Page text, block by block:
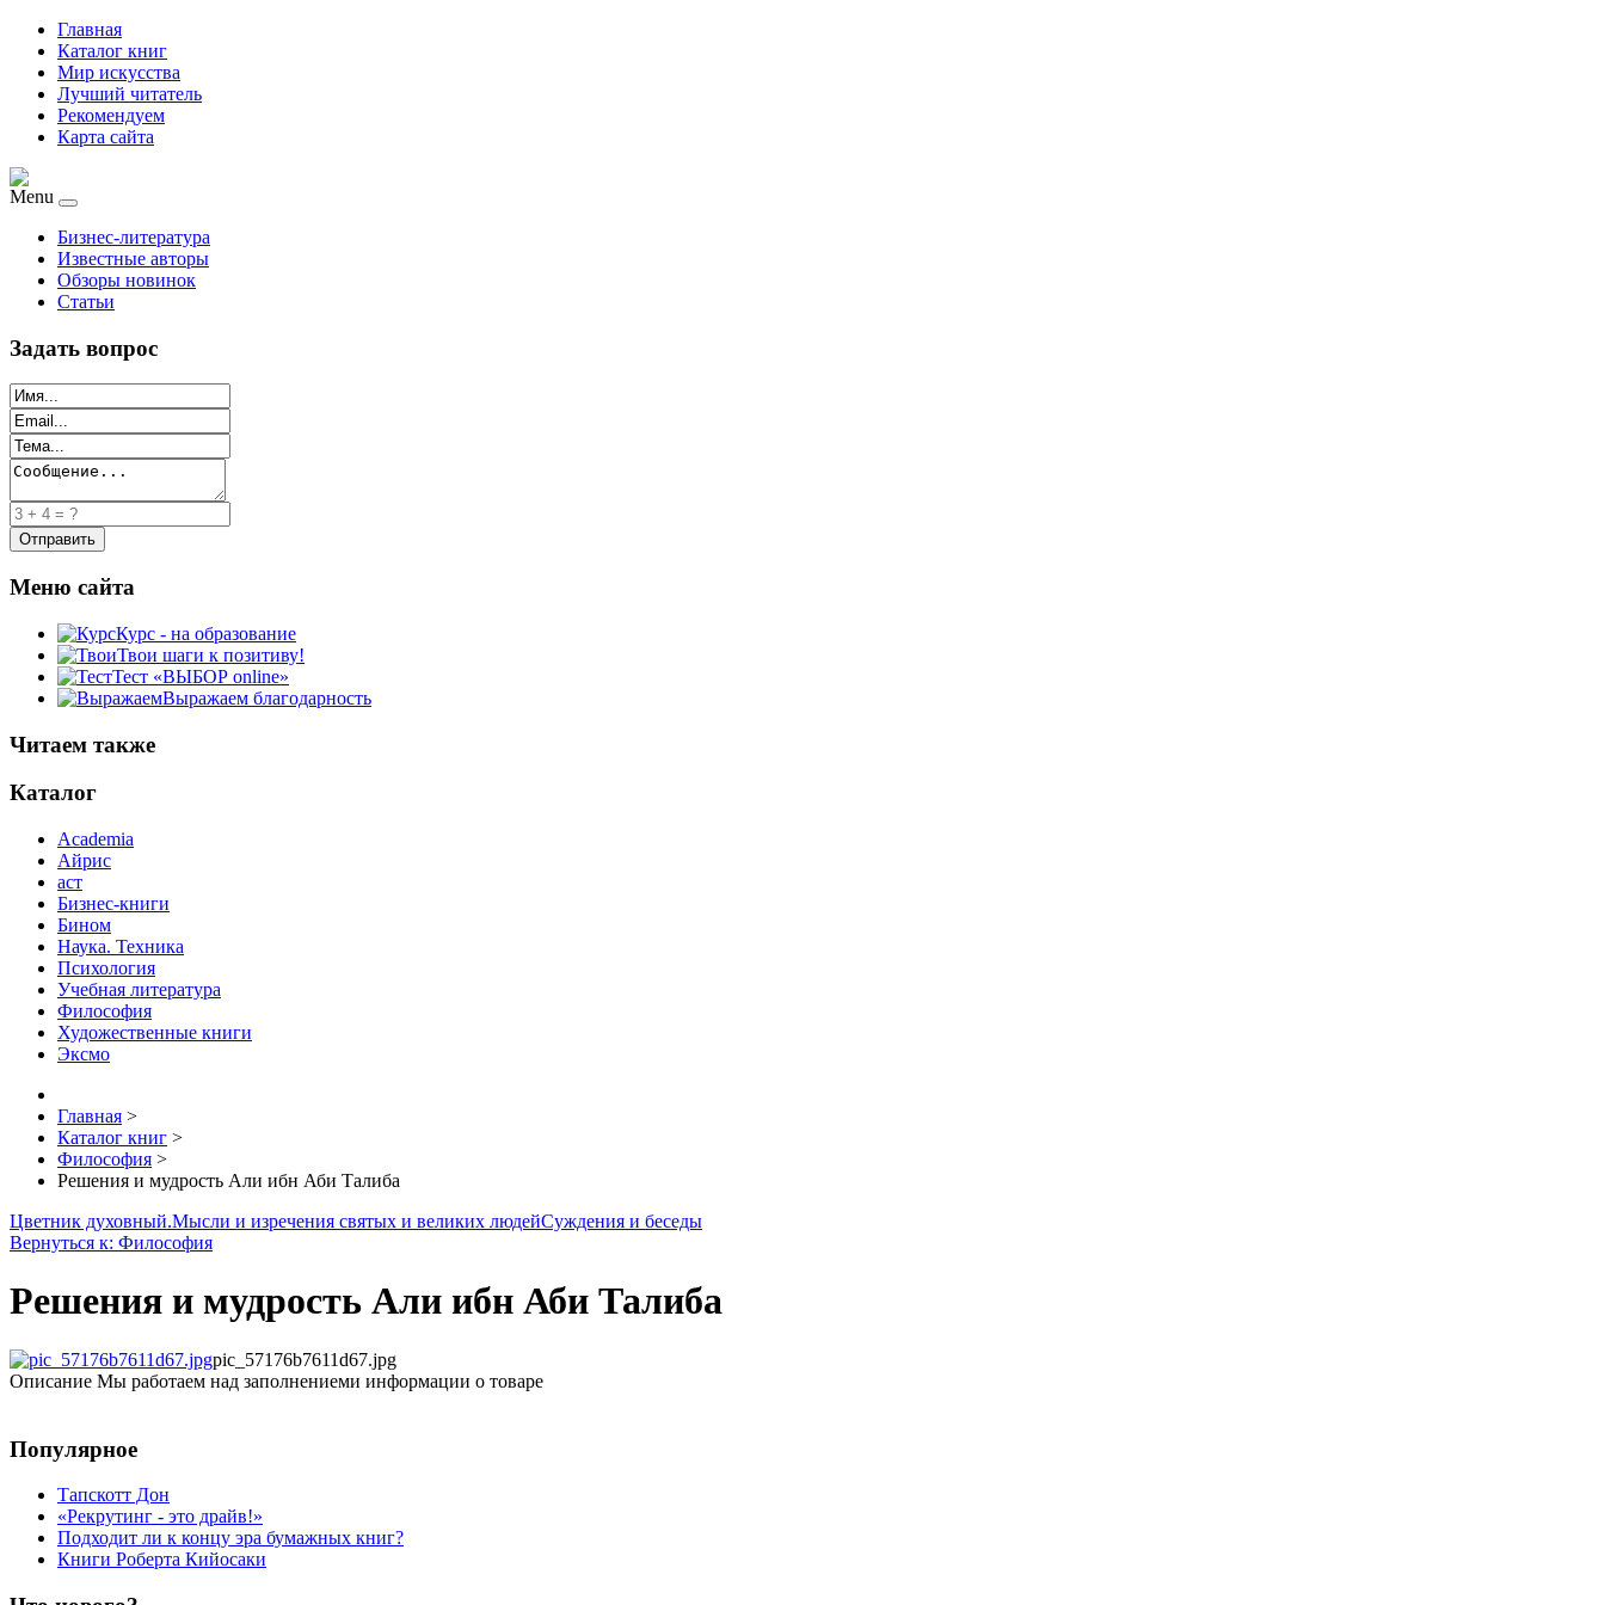
Главная
Каталог книг
Мир искусства
Лучший читатель
Рекомендуем
Карта сайта
Menu
Бизнес-литература
Известные авторы
Обзоры новинок
Статьи
Задать вопрос
Меню сайта
Курс - на образование
Твои шаги к позитиву!
Тест «ВЫБОР online»
Выражаем благодарность
Читаем также
Каталог
Academia
Айрис
аст
Бизнес-книги
Бином
Наука. Техника
Психология
Учебная литература
Философия
Художественные книги
Эксмо
Главная >
Каталог книг >
Философия >
Решения и мудрость Али ибн Аби Талиба
Цветник духовный.Мысли и изречения святых и великих людейСуждения и беседы
Вернуться к: Философия
Решения и мудрость Али ибн Аби Талиба
pic_57176b7611d67.jpg
Описание Мы работаем над заполнениеми информации о товаре
Популярное
Тапскотт Дон
«Рекрутинг - это драйв!»
Подходит ли к концу эра бумажных книг?
Книги Роберта Кийосаки